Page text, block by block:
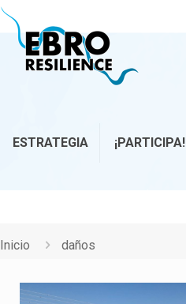
ESTRATEGIA ¡PARTICIPA!
Inicio daños